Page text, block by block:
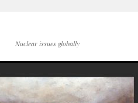
Nuclear issues globally